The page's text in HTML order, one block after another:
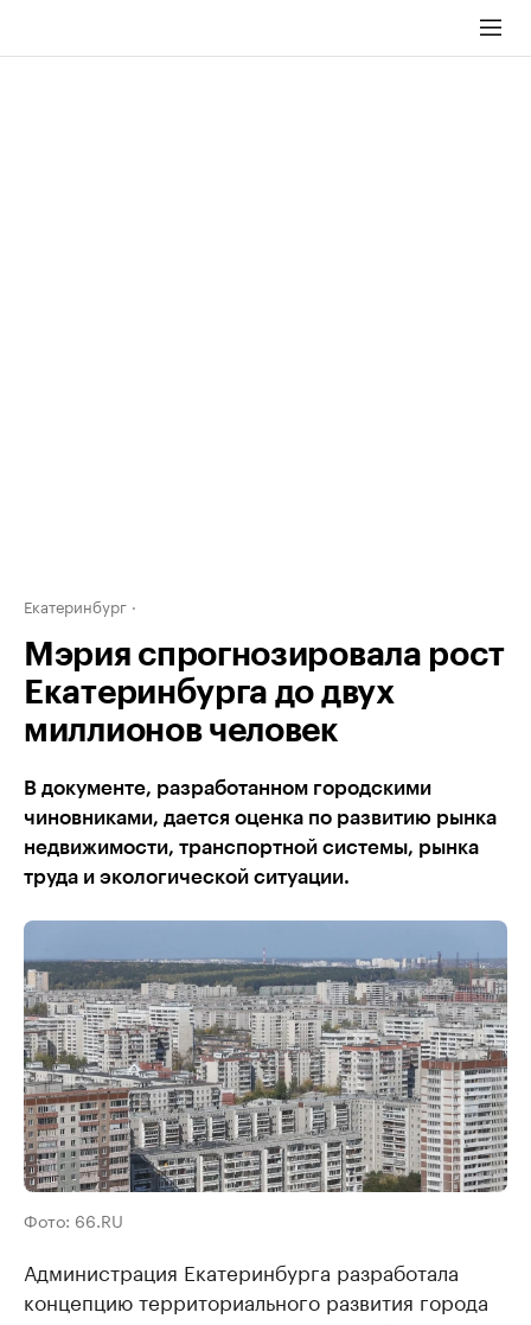
Екатеринбург
Мэрия спрогнозировала рост
Екатеринбурга до двух
миллионов человек
В документе, разработанном городскими
чиновниками, дается оценка по развитию рынка
недвижимости, транспортной системы, рынка
труда и экологической ситуации.
Фото: 66.RU
Администрация Екатеринбурга разработала
концепцию территориального развития города